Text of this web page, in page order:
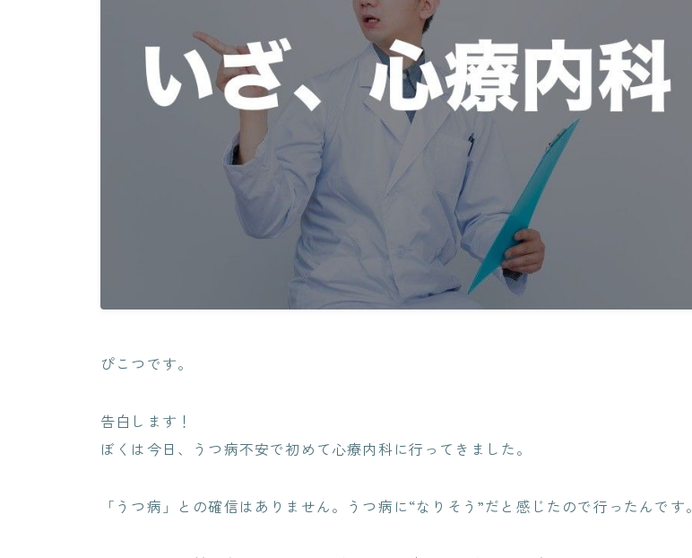
ぴこつです。
告白します！
ぼくは今日、うつ病不安で初めて心療内科に行ってきました。
「うつ病」との確信はありません。うつ病に“なりそう”だと感じたので行ったんです。